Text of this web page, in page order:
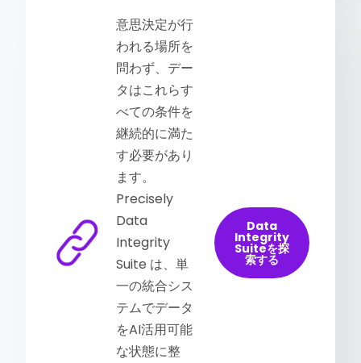
意思決定が行
われる場所を
問わず、デー
タはこれらす
べての条件を
継続的に満た
す必要があり
ます。
Precisely
Data
Integrity
Suite は、単
一の統合シス
テムでデータ
をAI活用可能
な状態に整
Data
Integrity
Suiteを探
索する